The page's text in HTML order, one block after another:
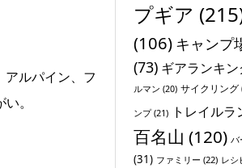
ルパイン、フ
。
プギア
(106) キャンプ
(73) ギアランキン
ルマン (20) サイクリング
ンプ(21) トレイル
百名山 (120) バ
(31) ファミリー (22) レシ